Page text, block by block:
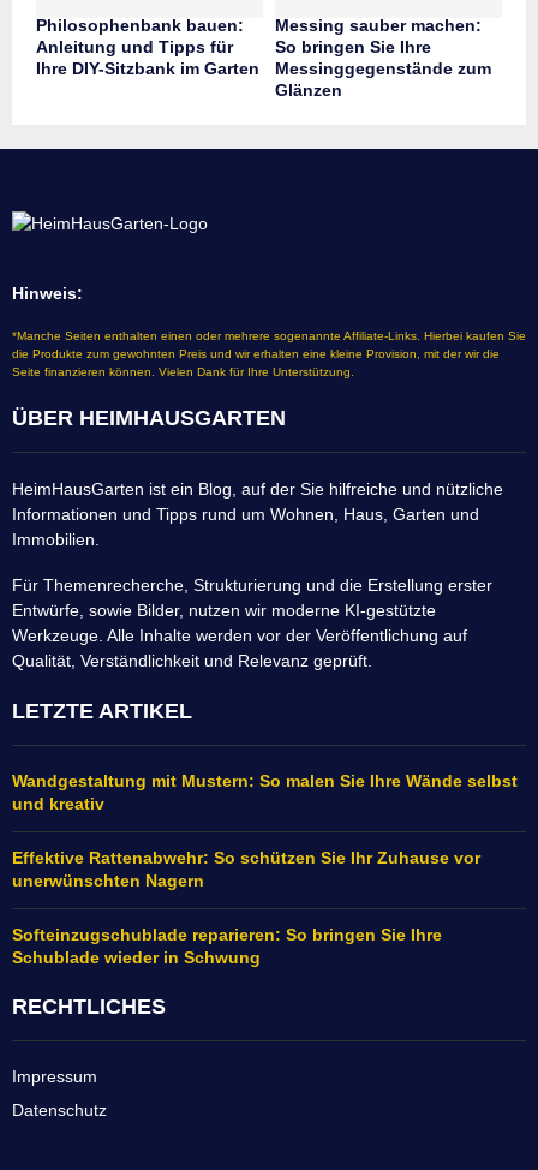
Philosophenbank bauen:
Anleitung und Tipps für
Ihre DIY-Sitzbank im Garten
Messing sauber machen:
So bringen Sie Ihre
Messinggegenstände zum
Glänzen
Hinweis:
*Manche Seiten enthalten einen oder mehrere sogenannte Affiliate-Links. Hierbei kaufen Sie
die Produkte zum gewohnten Preis und wir erhalten eine kleine Provision, mit der wir die
Seite finanzieren können. Vielen Dank für Ihre Unterstützung.
ÜBER HEIMHAUSGARTEN
HeimHausGarten ist ein Blog, auf der Sie hilfreiche und nützliche
Informationen und Tipps rund um Wohnen, Haus, Garten und
Immobilien.
Für Themenrecherche, Strukturierung und die Erstellung erster
Entwürfe, sowie Bilder, nutzen wir moderne KI-gestützte
Werkzeuge. Alle Inhalte werden vor der Veröffentlichung auf
Qualität, Verständlichkeit und Relevanz geprüft.
LETZTE ARTIKEL
Wandgestaltung mit Mustern: So malen Sie Ihre Wände selbst
und kreativ
Effektive Rattenabwehr: So schützen Sie Ihr Zuhause vor
unerwünschten Nagern
Softeinzugschublade reparieren: So bringen Sie Ihre
Schublade wieder in Schwung
RECHTLICHES
Impressum
Datenschutz